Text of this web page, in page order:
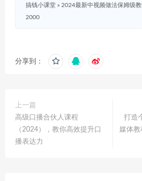
搞钱小课堂 » 2024最新中视频做法保姆级
2000
分享到：
上一篇
高级口播合伙人课程
（2024），教你高效提升口
播表达力
打造
媒体教